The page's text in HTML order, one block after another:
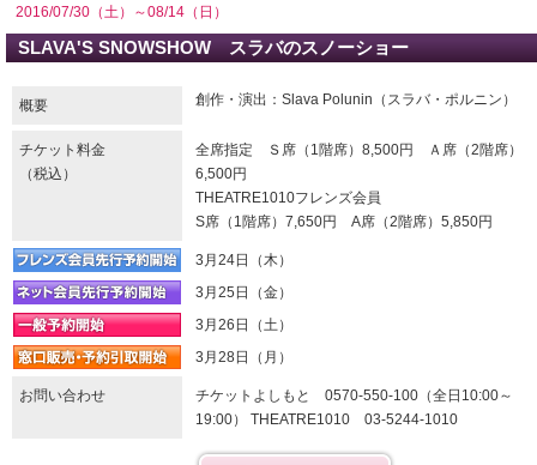
2016/07/30（土）～08/14（日）
SLAVA'S SNOWSHOW スラバのスノーショー
概要 創作・演出：Slava Polunin（スラバ・ポルニン）
チケット料金
（税込）
全席指定 Ｓ席（1階席）8,500円 Ａ席（2階席）
6,500円
THEATRE1010フレンズ会員
S席（1階席）7,650円 A席（2階席）5,850円
3月24日（木）
3月25日（金）
3月26日（土）
3月28日（月）
お問い合わせ
チケットよしもと 0570-550-100（全日10:00～
19:00） THEATRE1010 03-5244-1010